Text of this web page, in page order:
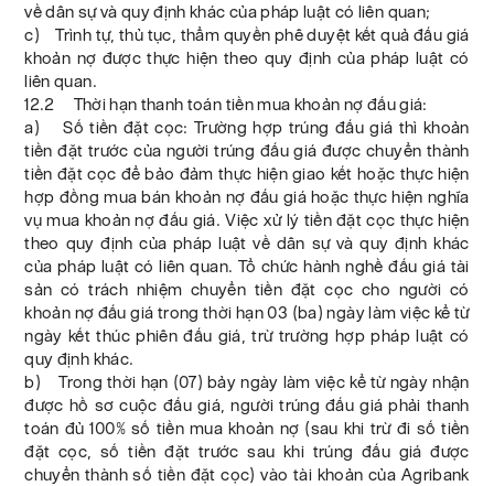
về dân sự và quy định khác của pháp luật có liên quan;
c) Trình tự, thủ tục, thẩm quyền phê duyệt kết quả đấu giá
khoản nợ được thực hiện theo quy định của pháp luật có
liên quan.
12.2 Thời hạn thanh toán tiền mua khoản nợ đấu giá:
a) Số tiền đặt cọc: Trường hợp trúng đấu giá thì khoản
tiền đặt trước của người trúng đấu giá được chuyển thành
tiền đặt cọc để bảo đảm thực hiện giao kết hoặc thực hiện
hợp đồng mua bán khoản nợ đấu giá hoặc thực hiện nghĩa
vụ mua khoản nợ đấu giá. Việc xử lý tiền đặt cọc thực hiện
theo quy định của pháp luật về dân sự và quy định khác
của pháp luật có liên quan. Tổ chức hành nghề đấu giá tài
sản có trách nhiệm chuyển tiền đặt cọc cho người có
khoản nợ đấu giá trong thời hạn 03 (ba) ngày làm việc kể từ
ngày kết thúc phiên đấu giá, trừ trường hợp pháp luật có
quy định khác.
b) Trong thời hạn (07) bảy ngày làm việc kể từ ngày nhận
được hồ sơ cuộc đấu giá, người trúng đấu giá phải thanh
toán đủ 100% số tiền mua khoản nợ (sau khi trừ đi số tiền
đặt cọc, số tiền đặt trước sau khi trúng đấu giá được
chuyển thành số tiền đặt cọc) vào tài khoản của Agribank